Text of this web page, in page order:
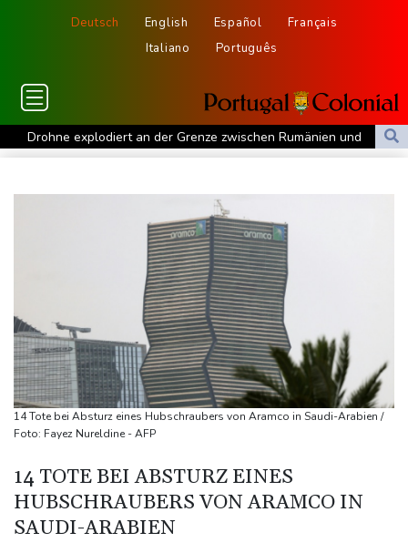
Deutsch English Español
Français
Italiano
Português
Drohne explodiert an der Grenze zwischen Rumänien und
Bulgarien nahe Gaspipeline
Absturz von Ultraleichtflugzeug: 72-jähriger Pilot stirbt in Baden-
Selenskyj warnt in Belgrad vor Folgen russischer Angriffe für
Drohnen über Bundeswehrstandort in Nordrhein-Westfalen
gesichtet
Ungarns Regierungspartei nominiert Ex-Gerichtspräsidenten
Baka als Staatschef
Schwimm-EM: Halbisch winkt und springt zu Bronze
Selenskyj: Ukraine hat praktisch keine intakten
Wärmekraftwerke mehr
Braunschweig nach Kantersieg in Magdeburg an der Spitze
Absteiger schlägt Aufsteiger: Heidenheim siegt turbulent
14 Tote bei Absturz eines Hubschraubers von Aramco in Saudi-Arabien /
Foto: Fayez Nureldine - AFP
14 TOTE BEI ABSTURZ EINES
HUBSCHRAUBERS VON ARAMCO IN
SAUDI-ARABIEN